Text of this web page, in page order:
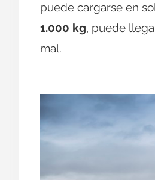
puede cargarse en
1.000 kg, puede
mal.